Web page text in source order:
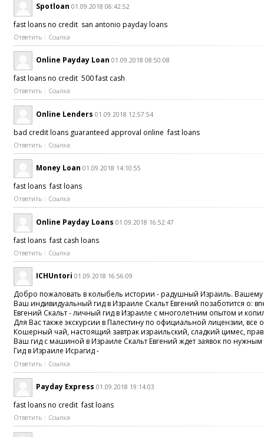
Spotloan 01.09.2018 06:42:52
fast loans no credit san antonio payday loans
Ответить Ссылка
Online Payday Loan 01.09.2018 08:50:08
fast loans no credit 500 fast cash
Ответить Ссылка
Online Lenders 01.09.2018 12:57:54
bad credit loans guaranteed approval online fast loans
Ответить Ссылка
Money Loan 01.09.2018 14:10:55
fast loans fast loans
Ответить Ссылка
Online Payday Loans 01.09.2018 16:52:47
fast loans fast cash loans
Ответить Ссылка
ICHUntori 01.09.2018 16:56:09
Добро пожаловать в колыбель истории - радушный Израиль.
Ваш индивидуальный гид в Израиле Скальт Евгений позаботится
Евгений Скальт - личный гид в Израиле с многолетним опытом и
Для Вас также экскурсии в Палестину по официальной лицензии,
Кошерный чай, настоящий завтрак израильский, сладкий цимес,
Ваш гид с машиной в Израиле Скальт Евгений ждет заявок по
Гид в Израиле Исрагид -
Ответить Ссылка
Payday Express 01.09.2018 19:14:03
fast loans no credit fast loans
Ответить Ссылка